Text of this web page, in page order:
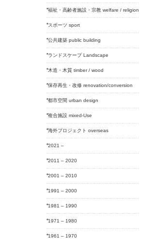
福祉・高齢者施設・宗教 welfare / religion
スポーツ sport
公共建築 public building
ランドスケープ Landscape
木造・木質 timber / wood
保存再生・改修 renovation/conversion
都市空間 urban design
複合施設 mixed-Use
海外プロジェクト overseas
2021 –
2011 – 2020
2001 – 2010
1991 – 2000
1981 – 1990
1971 – 1980
1961 – 1970